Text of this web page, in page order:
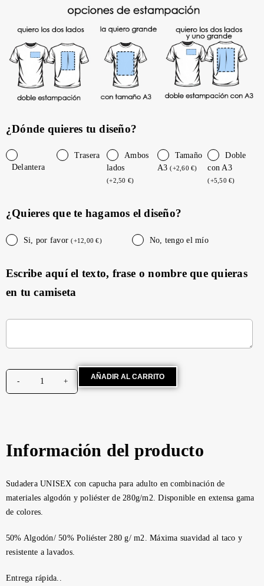
¿Dónde quieres tu diseño?
Delantera
Trasera
Ambos
lados
(+2,50 €)
Tamaño
A3(+2,60€)
Doble
con A3
(+5,50€)
¿Quieres que te hagamos el diseño?
Si, por favor(+12,00€) No, tengo el mío
Escribe aquí el texto, frase o nombre que quieras
en tu camiseta
AÑADIR AL CARRITO
Información del producto
Sudadera UNISEX con capucha para adulto en combinación de
materiales algodón y poliéster de 280g/m2. Disponible en extensa gama
de colores.
50% Algodón/ 50% Poliéster 280 g/ m2. Máxima suavidad al taco y
resistente a lavados.
Entrega rápida..